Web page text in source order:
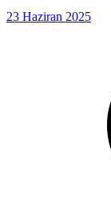
23 Haziran 2025